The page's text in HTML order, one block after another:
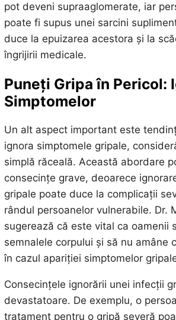
pot deveni supraaglomerate, iar
poate fi supus unei sarcini
duce la epuizarea acestora și la
îngrijirii medicale.
Puneți Gripa în Pericol:
Simptomelor
Un alt aspect important este
ignora simptomele gripale,
simplă răceală. Această abordare
consecințe grave, deoarece
gripale poate duce la complicații
rândul persoanelor vulnerabile. Dr.
sugerează că este vital ca oamenii
semnalele corpului și să nu amâne
în cazul apariției simptomelor
Consecințele ignorării unei infecții
devastatoare. De exemplu, o
tratament pentru o gripă severă